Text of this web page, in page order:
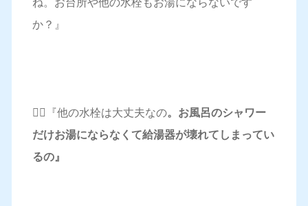
ね。お台所や他の水栓もお湯にならないです
か？』
🤦‍♀️『他の水栓は大丈夫なの。お風呂のシャワー
だけお湯にならなくて給湯器が壊れてしまってい
るの』